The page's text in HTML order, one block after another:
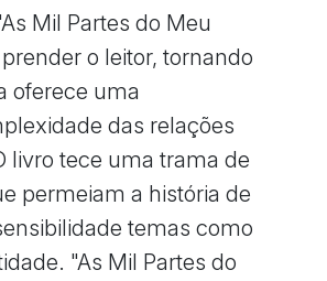
Mil Partes do Meu
o leitor, tornando
oferece uma
das relações
livro tece uma trama de
permeiam a história de
temas como
"As Mil Partes do